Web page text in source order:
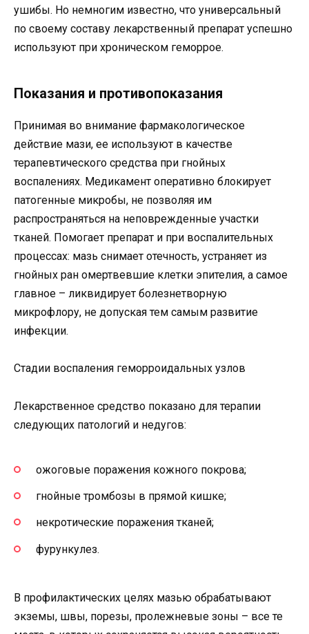
ушибы. Но немногим известно, что универсальный
по своему составу лекарственный препарат успешно
используют при хроническом геморрое.
Показания и противопоказания
Принимая во внимание фармакологическое
действие мази, ее используют в качестве
терапевтического средства при гнойных
воспалениях. Медикамент оперативно блокирует
патогенные микробы, не позволяя им
распространяться на неповрежденные участки
тканей. Помогает препарат и при воспалительных
процессах: мазь снимает отечность, устраняет из
гнойных ран омертвевшие клетки эпителия, а самое
главное – ликвидирует болезнетворную
микрофлору, не допуская тем самым развитие
инфекции.
Стадии воспаления геморроидальных узлов
Лекарственное средство показано для терапии
следующих патологий и недугов:
ожоговые поражения кожного покрова;
гнойные тромбозы в прямой кишке;
некротические поражения тканей;
фурункулез.
В профилактических целях мазью обрабатывают
экземы, швы, порезы, пролежневые зоны – все те